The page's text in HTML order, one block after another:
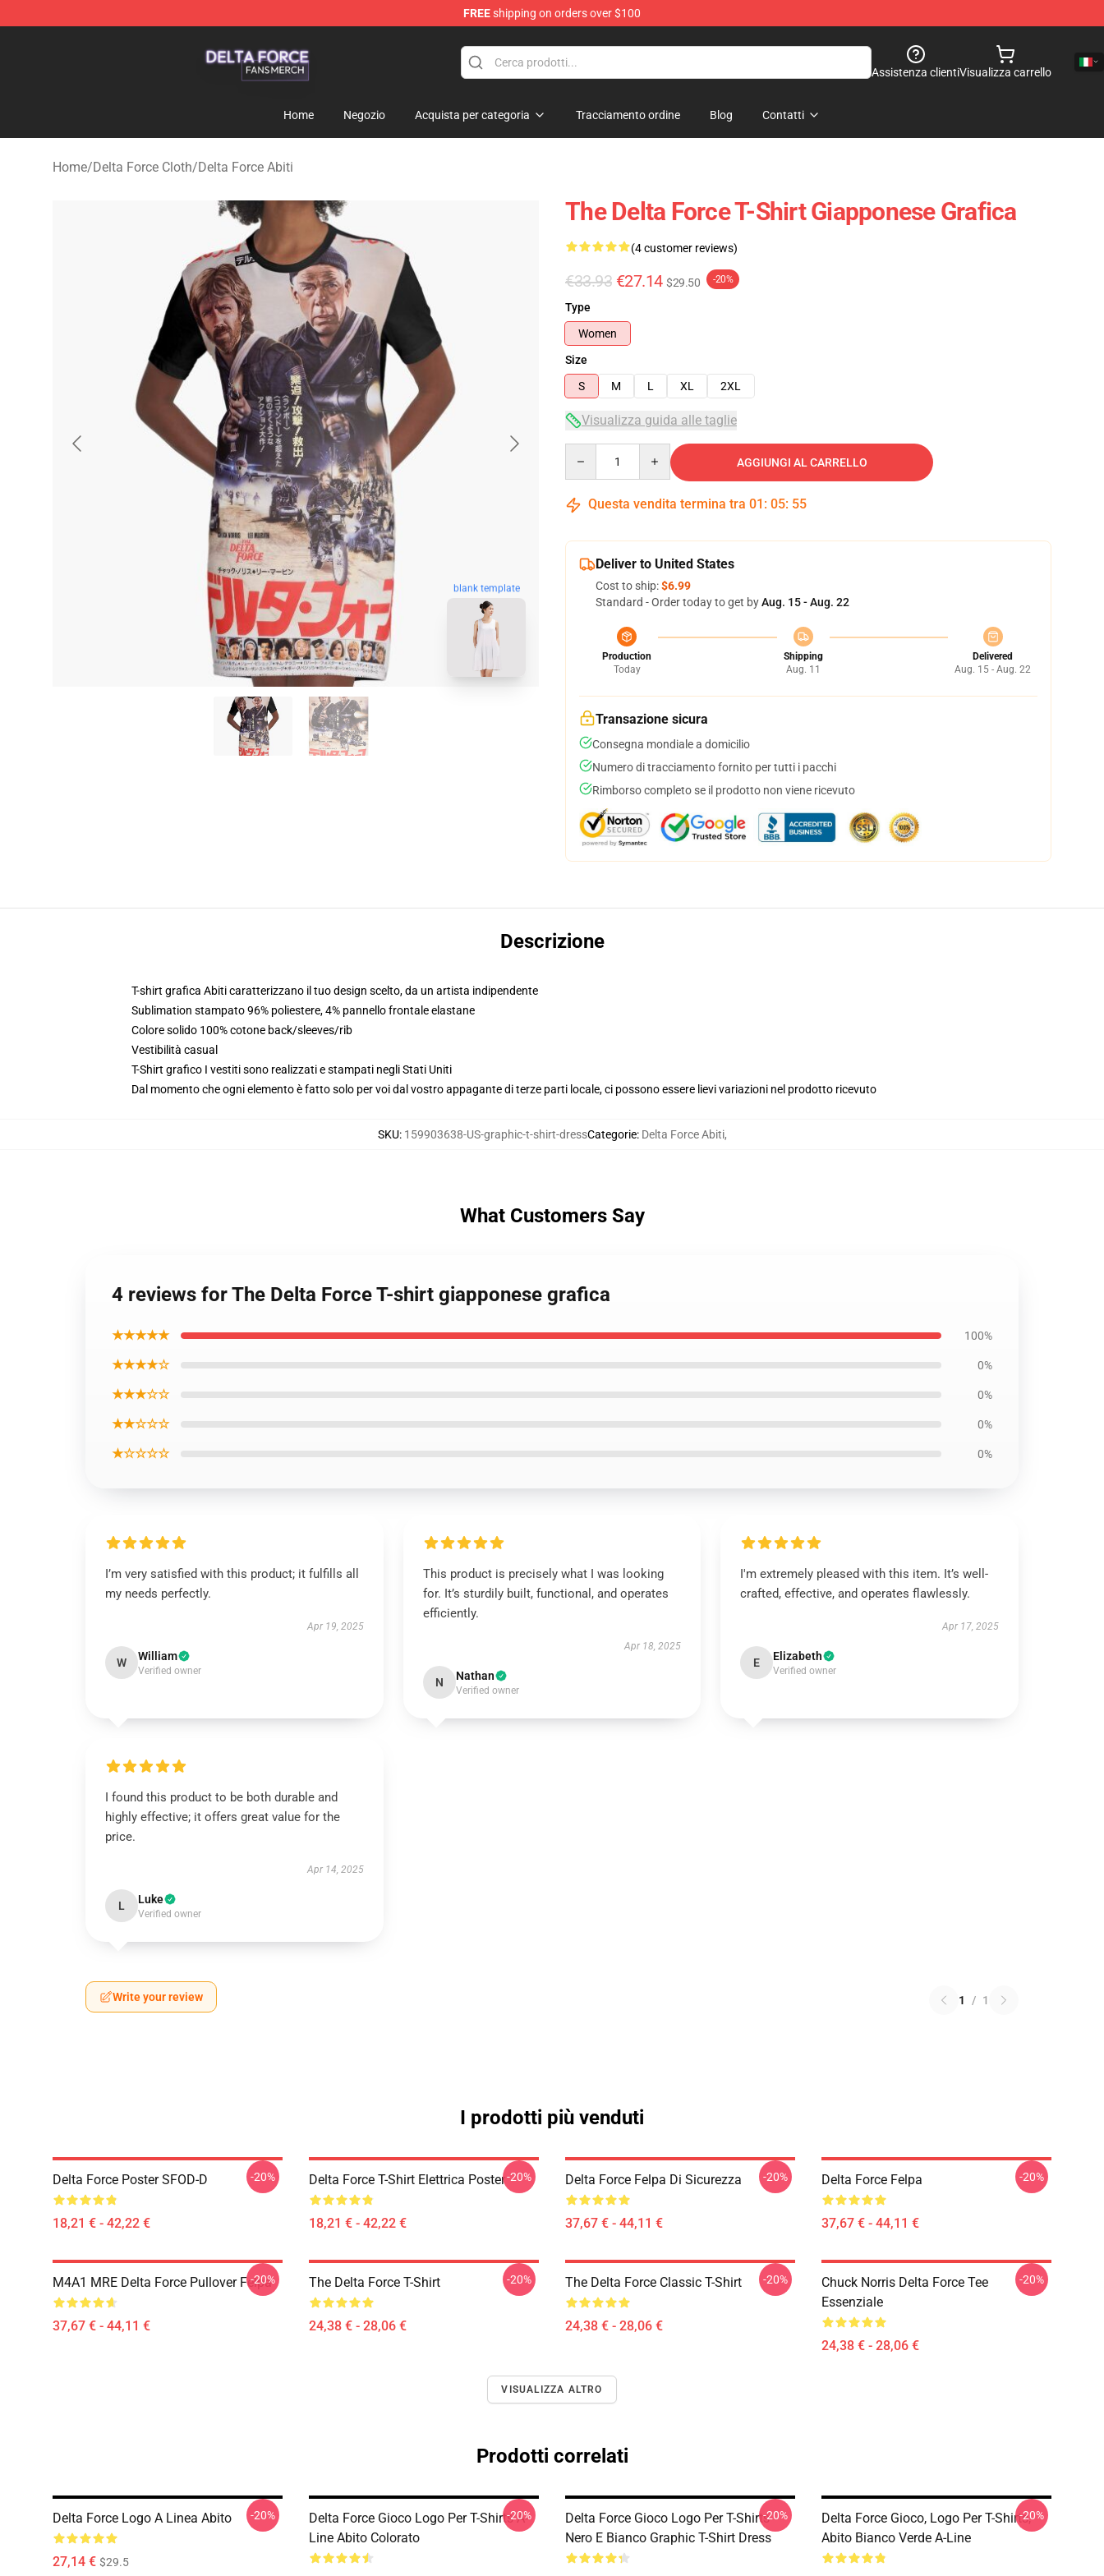
FREEshipping on orders over $100
Assistenza clientiVisualizza carrello
Home Negozio Acquista per categoria Tracciamento ordine Blog Contatti
Home/Delta Force Cloth/Delta Force Abiti
blank template
The Delta Force T-Shirt Giapponese Grafica
(4 customer reviews)
€33.93 €27.14 $29.50 -20%
Type
Women
Size
S
M L XL 2XL
Visualizza guida alle taglie
AGGIUNGI AL CARRELLO
Questa vendita termina tra 01 : 05: 54
Deliver to United States
Cost to ship:$6.99
Standard - Order today to get byAug. 15 - Aug. 22
Production
Today
Shipping
Aug. 11
Delivered
Aug. 15 - Aug. 22
Transazione sicura
Consegna mondiale a domicilio
Numero di tracciamento fornito per tutti i pacchi
Rimborso completo se il prodotto non viene ricevuto
Descrizione
T-shirt grafica Abiti caratterizzano il tuo design scelto, da un artista indipendente
Sublimation stampato 96% poliestere, 4% pannello frontale elastane
Colore solido 100% cotone back/sleeves/rib
Vestibilità casual
T-Shirt grafico I vestiti sono realizzati e stampati negli Stati Uniti
Dal momento che ogni elemento è fatto solo per voi dal vostro appagante di terze parti locale, ci possono essere lievi variazioni nel prodotto ricevuto
SKU: 159903638-US-graphic-t-shirt-dressCategorie: Delta Force Abiti,
What Customers Say
4 reviews for The Delta Force T-shirt giapponese grafica
★★★★★ 100%
★★★★☆ 0%
★★★☆☆ 0%
★★☆☆☆ 0%
★☆☆☆☆ 0%
I’m very satisfied with this product; it fulfills all
my needs perfectly.
Apr 19, 2025
W William
Verified owner
This product is precisely what I was looking
for. It’s sturdily built, functional, and operates
efficiently.
Apr 18, 2025
N Nathan
Verified owner
I'm extremely pleased with this item. It’s well-
crafted, effective, and operates flawlessly.
Apr 17, 2025
E Elizabeth
Verified owner
I found this product to be both durable and
highly effective; it offers great value for the
price.
Apr 14, 2025
L Luke
Verified owner
Write your review 1 / 1
I prodotti più venduti
Delta Force Poster SFOD-D
18,21 € - 42,22 €
-20% Delta Force T-Shirt Elettrica Poster
18,21 € - 42,22 €
-20% Delta Force Felpa Di Sicurezza
37,67 € - 44,11 €
-20% Delta Force Felpa
37,67 € - 44,11 €
-20%
M4A1 MRE Delta Force Pullover Felpa
37,67 € - 44,11 €
-20% The Delta Force T-Shirt
24,38 € - 28,06 €
-20% The Delta Force Classic T-Shirt
24,38 € - 28,06 €
-20%
Chuck Norris Delta Force Tee
Essenziale
24,38 € - 28,06 €
-20%
VISUALIZZA ALTRO
Prodotti correlati
Delta Force Logo A Linea Abito
27,14 € $29.5
-20%
Delta Force Gioco Logo Per T-Shirts A-
Line Abito Colorato
-20%
Delta Force Gioco Logo Per T-Shirts
Nero E Bianco Graphic T-Shirt Dress
-20%
Delta Force Gioco, Logo Per T-Shirts,
Abito Bianco Verde A-Line
-20%